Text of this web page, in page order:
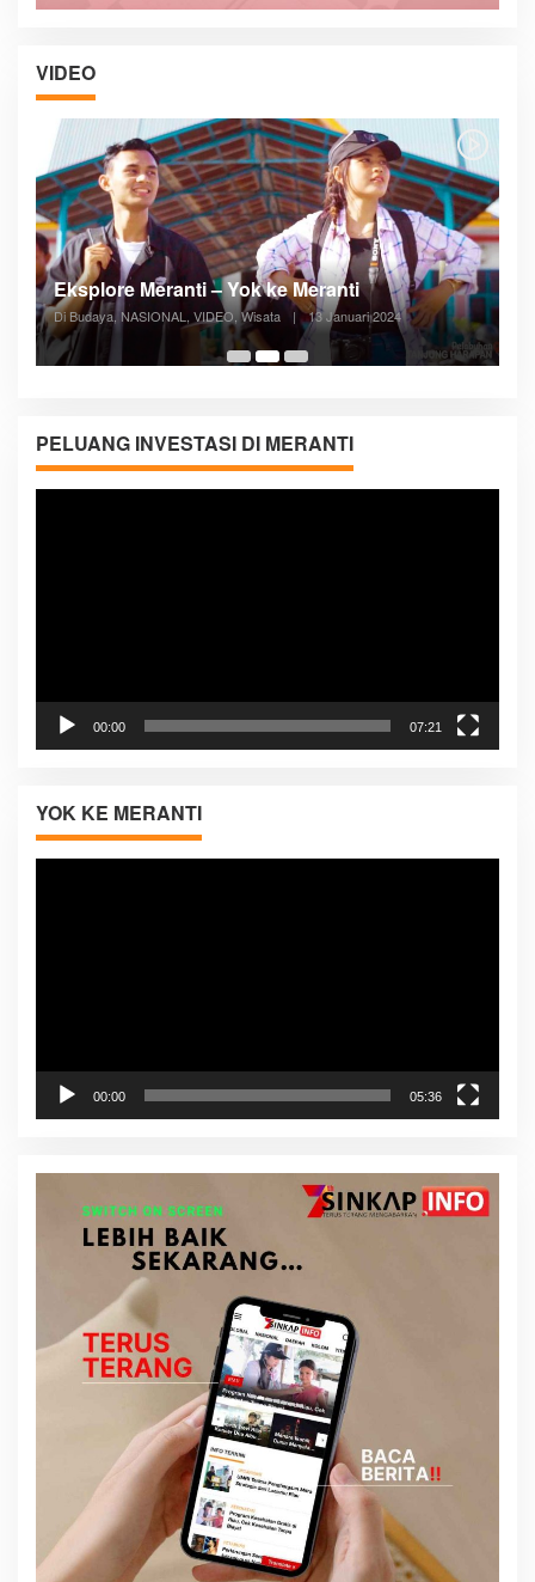
VIDEO
05:08
Posyandu Melayani Semua Siklus Hidup
Di ADVERTORIAL, Kesehatan, VIDEO 27 Desember 2023
PELUANG INVESTASI DI MERANTI
Pemutar
00:00 07:21
YOK KE MERANTI
00:00 05:36